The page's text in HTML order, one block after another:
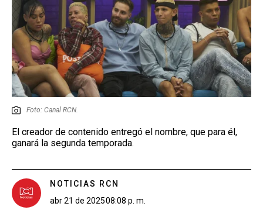
Foto: Canal RCN.
El creador de contenido entregó el nombre, que para él,
ganará la segunda temporada.
NOTICIAS RCN
abr 21 de 202508:08 p. m.